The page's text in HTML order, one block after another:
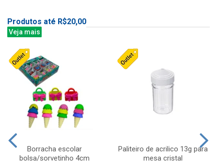
Produtos até R$20,00
Veja mais
Borracha escolar
bolsa/sorvetinho 4cm
Paliteiro de acrilico 13g para
mesa cristal